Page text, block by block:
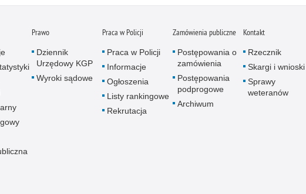
Prawo
Dziennik
Urzędowy KGP
Wyroki sądowe
Praca w Policji
Praca w Policji
Informacje
Ogłoszenia
Listy rankingowe
Rekrutacja
Zamówienia publiczne
Postępowania o
zamówienia
Postępowania
podprogowe
Archiwum
Kontakt
Rzecznik
Skargi i wnioski
Sprawy
weteranów